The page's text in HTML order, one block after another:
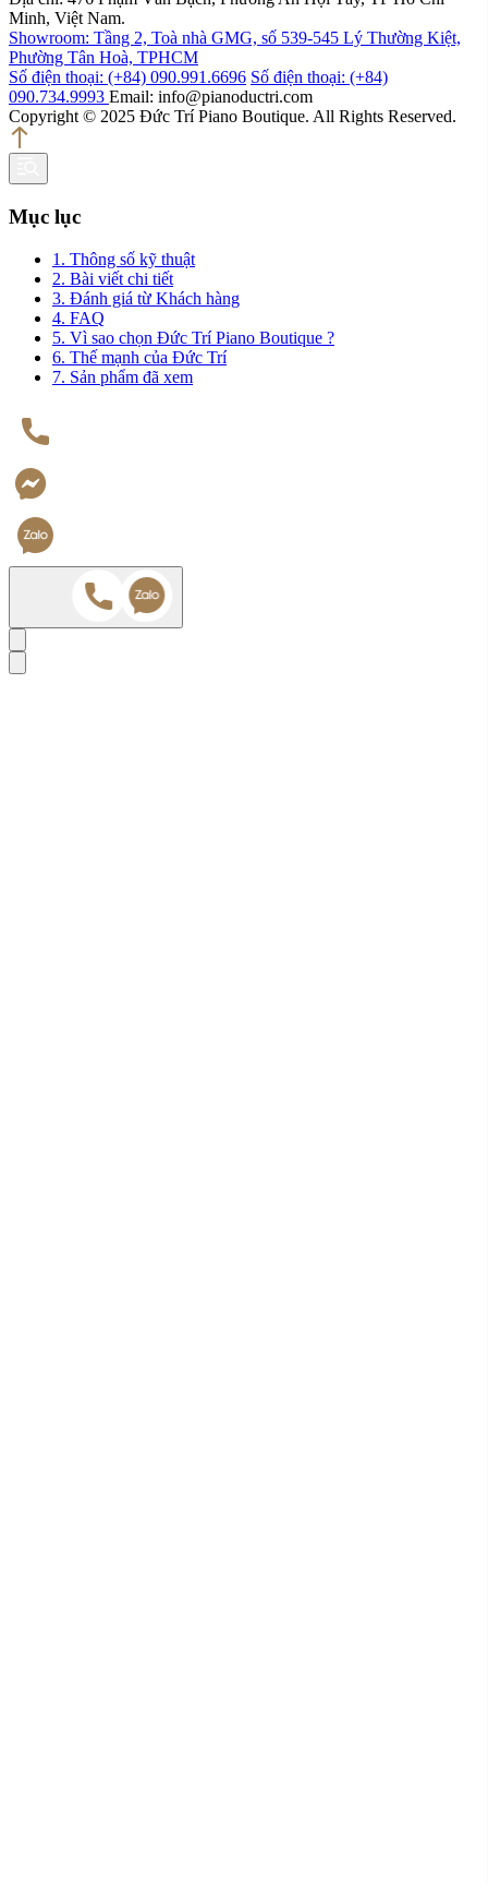
Minh, Việt Nam.
Showroom: Tầng 2, Toà nhà GMG, số 539-545 Lý Thường Kiệt,
Phường Tân Hoà, TPHCM
Số điện thoại: (+84) 090.991.6696 Số điện thoại: (+84)
090.734.9993 Email: info@pianoductri.com
Copyright © 2025 Đức Trí Piano Boutique. All Rights Reserved.
Mục lục
1. Thông số kỹ thuật
2. Bài viết chi tiết
3. Đánh giá từ Khách hàng
4. FAQ
5. Vì sao chọn Đức Trí Piano Boutique ?
6. Thế mạnh của Đức Trí
7. Sản phẩm đã xem